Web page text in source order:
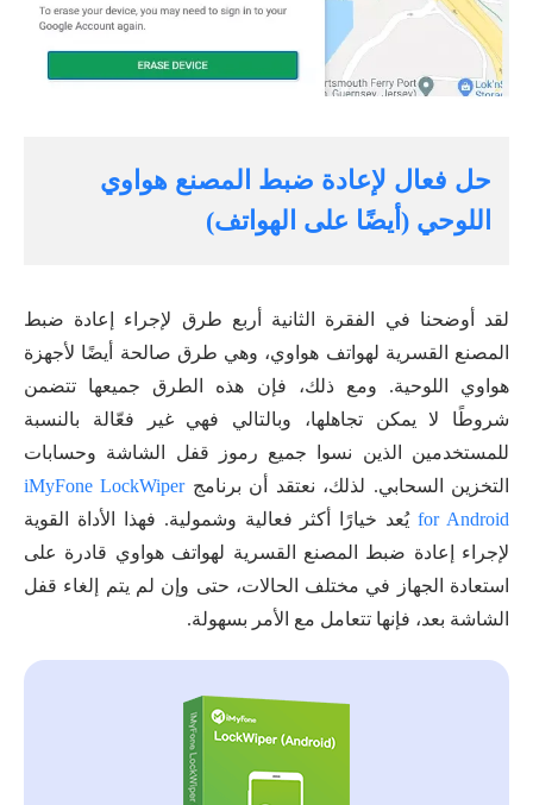
حل فعال لإعادة ضبط المصنع هواوي
اللوحي (أيضًا على الهواتف)
لقد أوضحنا في الفقرة الثانية أربع طرق لإجراء إعادة ضبط
المصنع القسرية لهواتف هواوي، وهي طرق صالحة أيضًا لأجهزة
هواوي اللوحية. ومع ذلك، فإن هذه الطرق جميعها تتضمن
شروطًا لا يمكن تجاهلها، وبالتالي فهي غير فعّالة بالنسبة
للمستخدمين الذين نسوا جميع رموز قفل الشاشة وحسابات
التخزين السحابي. لذلك، نعتقد أن برنامجiMyFone LockWiper
for Androidيُعد خيارًا أكثر فعالية وشمولية. فهذا الأداة القوية
لإجراء إعادة ضبط المصنع القسرية لهواتف هواوي قادرة على
استعادة الجهاز في مختلف الحالات، حتى وإن لم يتم إلغاء قفل
الشاشة بعد، فإنها تتعامل مع الأمر بسهولة.